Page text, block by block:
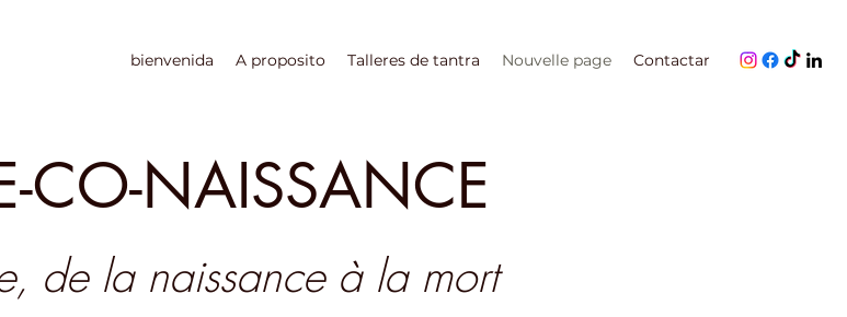
bienvenida A proposito Talleres de tantra Nouvelle page Contactar
CO-NAISSANCE
de la naissance à la mort